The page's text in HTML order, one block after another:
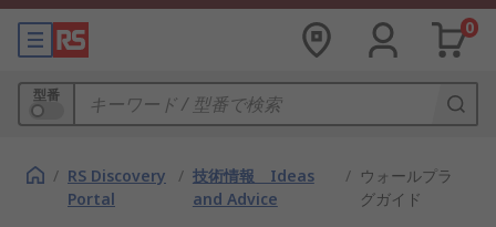
0
型番
/ RS Discovery
Portal
/ 技術情報 Ideas
and Advice
/ ウォールプラ
グガイド